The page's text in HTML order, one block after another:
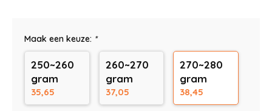
Maak een keuze: *
250~260
gram
35,65
260~270
gram
37,05
270~280
gram
38,45